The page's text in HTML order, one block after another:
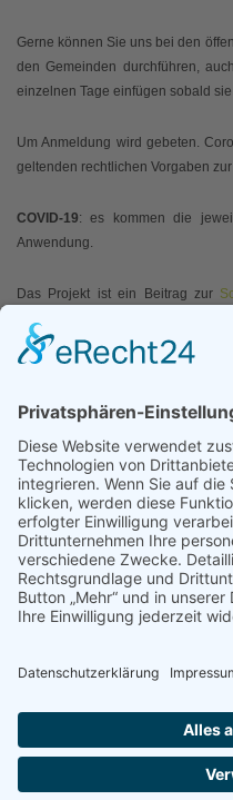
Gerne können Sie uns bei den
den Gemeinden durchführen,
einzelnen Tage einfügen sobald sie
Um Anmeldung wird gebeten.
geltenden rechtlichen Vorgaben zur
COVID-19: es kommen die
Anwendung.
Das Projekt ist ein Beitrag zur
Zurück